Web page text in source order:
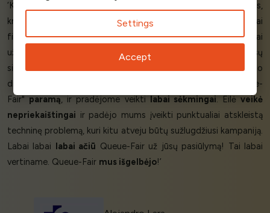
‘Kai pradėjome skiepyti 16-29 metų amžiaus žmones,
kreipėmės pagalbos į Queue-Fair, kuri greitai sukūrė visiškai
firminį virtualų laukiamąjį. Tą popietę Queue-Fair sąžiningai
užpildė
žmonių eilę. Queue-Fair reiškė, kad mūsų
sistema galėjo priimti užsakymus tokiu greičiu, kokiu ji galėjo
dirbti,
"Queue-
Fair" paramą, ir pradėjome veikti labai sėkmingai. Eilė veikė
nepriekaištingai ir padėjo mums įveikti punktualiai atskleistą
techninę problemą, kuri kitu atveju būtų sužlugdžiusi kampaniją.
Labai labai labai ačiū Queue-Fair už jūsų pasiūlymą! Tai labai
vertiname. Queue-Fair mus išgelbėjo!’
Settings
Accept